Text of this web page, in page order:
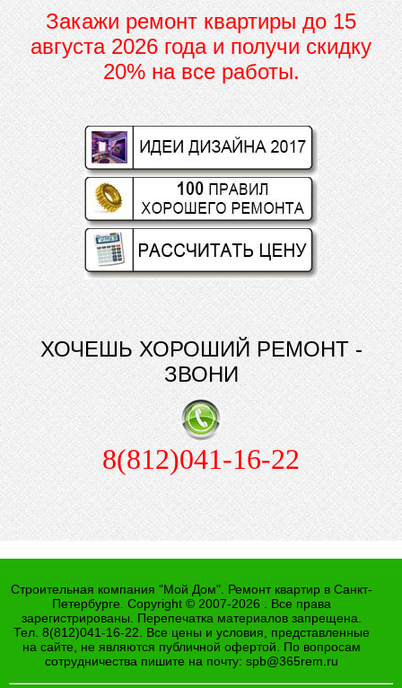
Закажи ремонт квартиры до15
августа 2026 года и получи скидку
20% на все работы.
ХОЧЕШЬ ХОРОШИЙ РЕМОНТ -
ЗВОНИ
8(812)041-16-22
Строительная компания "Мой Дом". Ремонт квартир в Санкт-
Петербурге. Copyright © 2007-2026 . Все права
зарегистрированы. Перепечатка материалов запрещена.
Тел. 8(812)041-16-22. Все цены и условия, представленные
на сайте, не являются публичной офертой. По вопросам
сотрудничества пишите на почту: spb@365rem.ru